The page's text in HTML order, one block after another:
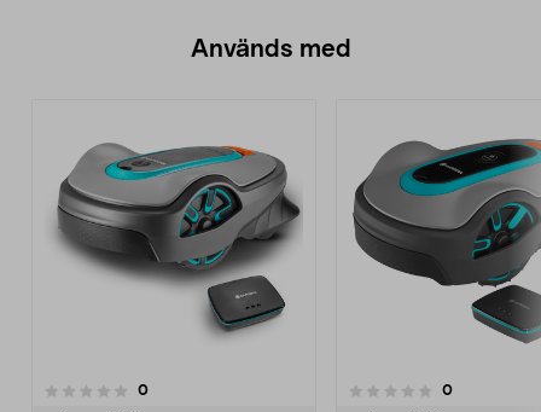
Används med
0recensioner
0.0 av 5 stjärnor 0recensioner
0.0 av 5 stjärnor